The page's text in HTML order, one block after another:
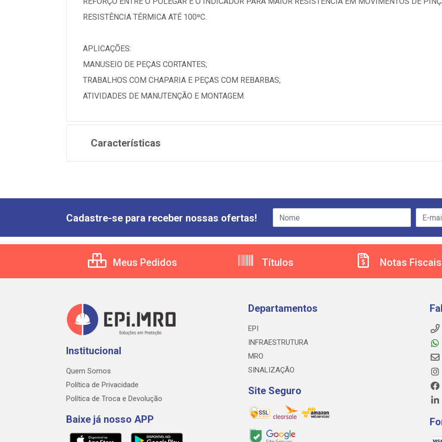
RESISTÊNCIA TÉRMICA ATÉ 100ºC.
APLICAÇÕES:
MANUSEIO DE PEÇAS CORTANTES;
TRABALHOS COM CHAPARIA E PEÇAS COM REBARBAS;
ATIVIDADES DE MANUTENÇÃO E MONTAGEM.
Características
Cadastre-se para receber nossas ofertas!
Meus Pedidos Títulos Notas Fiscais
Institucional
Quem Somos
Política de Privacidade
Política de Troca e Devolução
Baixe já nosso APP
Departamentos
EPI
INFRAESTRUTURA
MRO
SINALIZAÇÃO
Site Seguro